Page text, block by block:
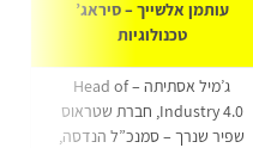
עותמן אלשייך – סיראג’
טכנולוגיות
ג’מיל אסתיתה – Head of
Industry 4.0, חברת שטראוס
שפיר שנרך – סמנכ”ל הנדסה,